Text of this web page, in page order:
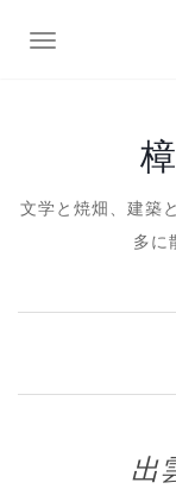
ナビゲーション切
文学と焼畑、建築
多に
出